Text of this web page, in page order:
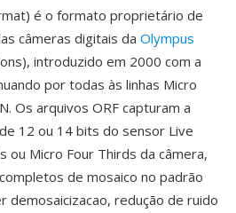
é o formato proprietário de
câmeras digitais da Olympus
introduzido em 2000 com a
por todas às linhas Micro
Os arquivos ORF capturam a
12 ou 14 bits do sensor Live
ou Micro Four Thirds da câmera,
de mosaico no padrão
demosaicizacao, redução de ruido